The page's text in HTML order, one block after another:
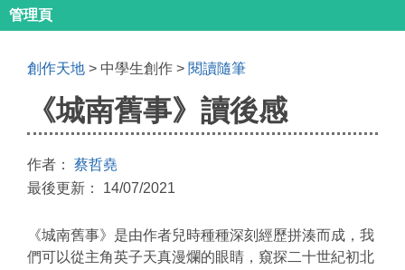
管理頁
創作天地 > 中學生創作 > 閱讀隨筆
《城南舊事》讀後感
作者： 蔡哲堯
最後更新： 14/07/2021
《城南舊事》是由作者兒時種種深刻經歷拼湊而成，我
們可以從主角英子天真漫爛的眼睛，窺探二十世紀初北